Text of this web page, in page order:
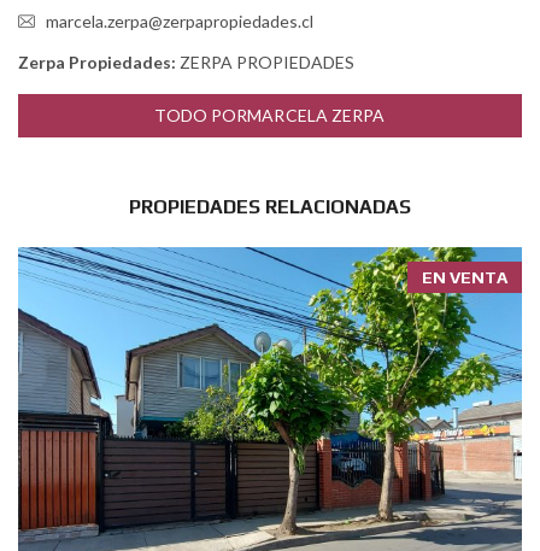
marcela.zerpa@zerpapropiedades.cl
Zerpa Propiedades: ZERPA PROPIEDADES
TODO PORMARCELA ZERPA
PROPIEDADES RELACIONADAS
EN VENTA